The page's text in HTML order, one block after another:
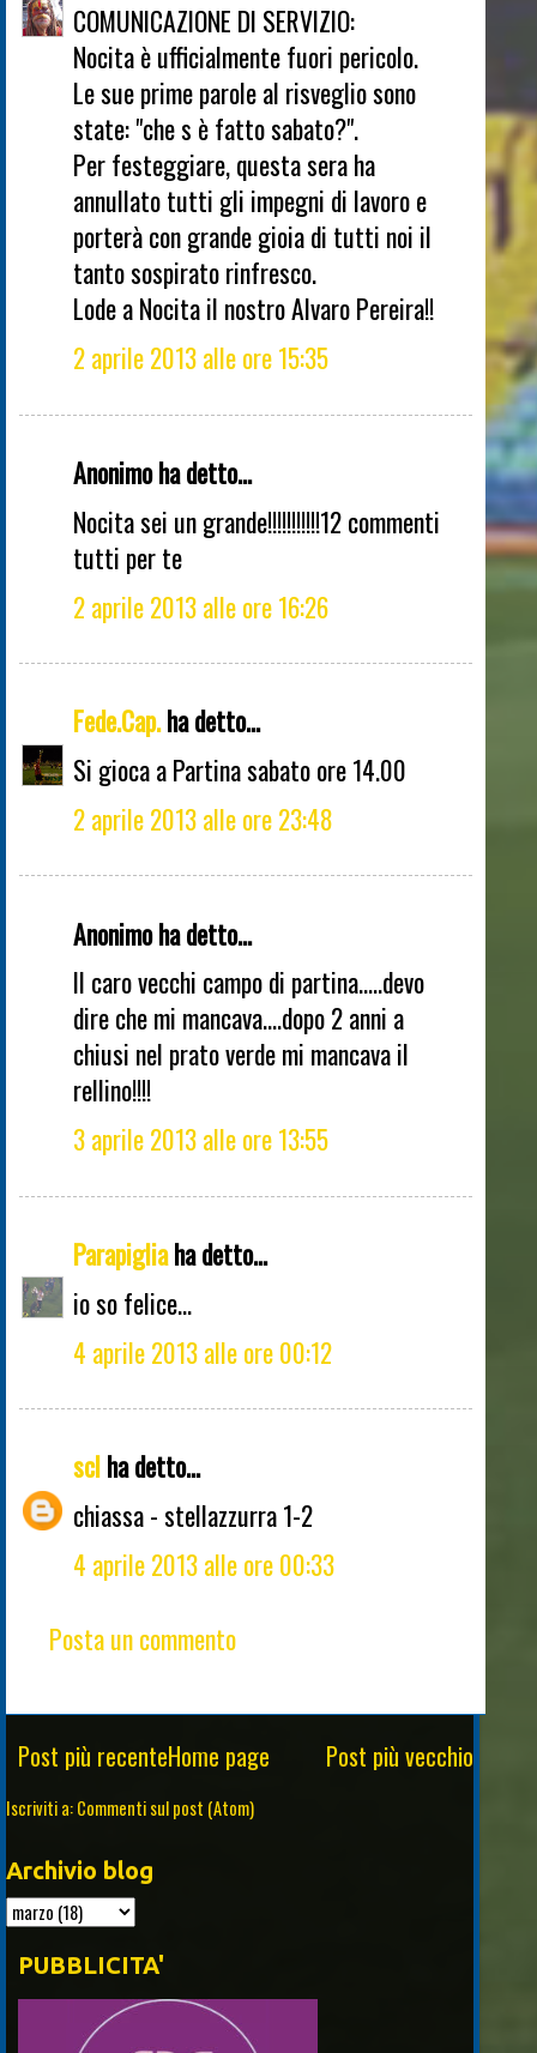
COMUNICAZIONE DI SERVIZIO:
Nocita è ufficialmente fuori pericolo.
Le sue prime parole al risveglio sono
state: "che s è fatto sabato?".
Per festeggiare, questa sera ha
annullato tutti gli impegni di lavoro e
porterà con grande gioia di tutti noi il
tanto sospirato rinfresco.
Lode a Nocita il nostro Alvaro Pereira!!
2 aprile 2013 alle ore 15:35
Anonimo ha detto...
Nocita sei un grande!!!!!!!!!!!12 commenti
tutti per te
2 aprile 2013 alle ore 16:26
Fede.Cap.ha detto...
Si gioca a Partina sabato ore 14.00
2 aprile 2013 alle ore 23:48
Anonimo ha detto...
Il caro vecchi campo di partina.....devo
dire che mi mancava....dopo 2 anni a
chiusi nel prato verde mi mancava il
rellino!!!!
3 aprile 2013 alle ore 13:55
Parapigliaha detto...
io so felice...
4 aprile 2013 alle ore 00:12
sclha detto...
chiassa - stellazzurra 1-2
4 aprile 2013 alle ore 00:33
Posta un commento
Post più recente Post più vecchio
Home page
Iscriviti a:Commenti sul post (Atom)
Archivio blog
PUBBLICITA'